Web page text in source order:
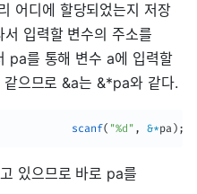
어디에 할당되었는지 저장
입력할 변수의 주소를
pa를 통해 변수 a에 입력할
같으므로 &a는 &*pa와 같다.
scanf( "%d" , &*pa ) ;
있으므로 바로 pa를